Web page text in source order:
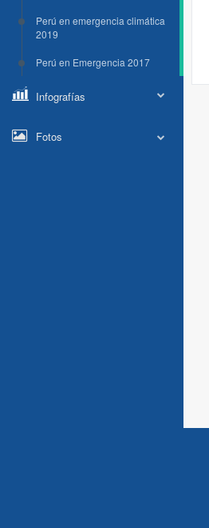
Perú en emergencia climática
2019
Perú en Emergencia 2017
Infografías
Fotos